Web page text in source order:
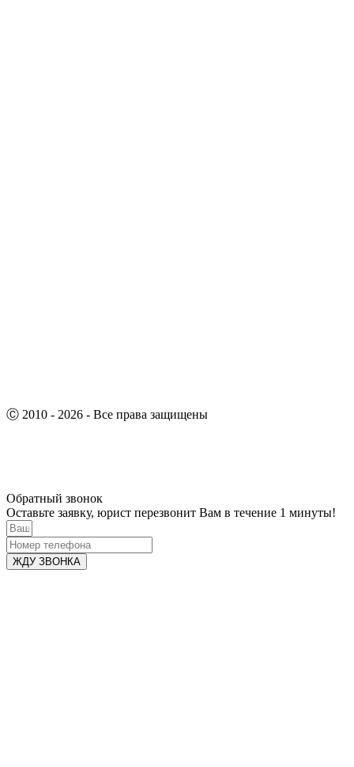
Ⓒ 2010 - 2026 - Все права защищены
Обратный звонок
Оставьте заявку, юрист перезвонит Вам в течение 1 минуты!
ЖДУ ЗВОНКА